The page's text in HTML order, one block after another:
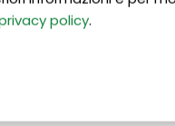
policy.
che resta con